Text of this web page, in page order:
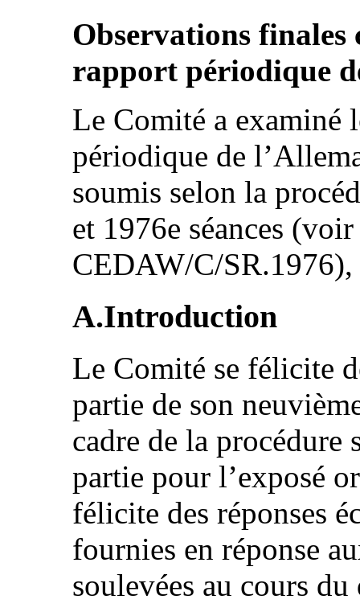
Observations finales
rapport périodique
Le Comité a examiné
périodique de
soumis selon la
et 1976e séances
CEDAW/C/
A.Introduction
Le Comité se félicite
partie de son
cadre de la
partie pour l’exposé
félicite des réponses
fournies en réponse
soulevées au cours